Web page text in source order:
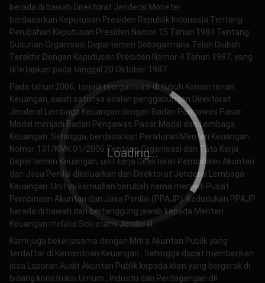
Loading...
berada di bawah Direktorat Jenderal Moneter
berdasarkan Keputusan Presiden Republik Indonesia Tentang
Perubahan Keputusan Presiden Nomor 15 Tahun 1984 Tentang
Susunan Organisasi Departe­men Sebagaimana Telah Diubah
Terakhir Dengan Keputusan Presiden Nomor 4 Tahun 1987, yang
ditetapkan pada tanggal 20 Oktober 1987
Pada tahun 2006, terjadi reorganisasi di tubuh Kementerian
Keuangan, salah satunya adalah penggabungan Direktorat
Jenderal Lembaga Keuangan dengan Badan Pengawas Pasar
Modal menjadi Badan Pengawas Pasar Modal dan Lembaga
Keuangan. Sehingga, berdasarkan Peraturan Menteri Keuangan
Nomor 131/KMK.01/2006 Tentang Organisasi dan Tata Kerja
Departemen Keuangan, unit kerja Direktorat Pembinaan Akuntan
dan Jasa Penilai dikeluarkan dari Direktorat Jenderal Lembaga
Keuangan. Unit ini kemudian berubah nama menjadi Pusat
Pembinaan Akuntan dan Jasa Penilai (PPAJP). Kedudukan PPAJP
berada di bawah dan bertanggung jawab kepada Menteri
Keuangan melalui Sekretaris Jenderal.
Kami juga bekerjasama dengan Mitra Akuntan Publik yang
terdaftar di Kementrian Keuangan . Sehingga dapat memberikan
jasa Laporan Audit Akuntan Publik kepada klien yang bergerak di
bidang konstruksi Umum , Industri dan Perdagangan dll.